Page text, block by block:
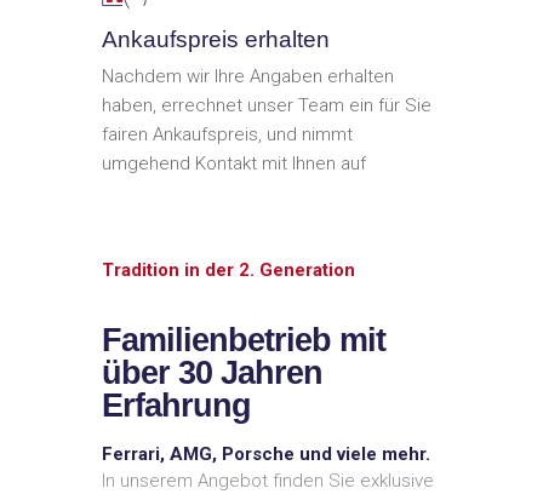
Ankaufspreis erhalten
Nachdem wir Ihre Angaben erhalten
haben, errechnet unser Team ein für Sie
fairen Ankaufspreis, und nimmt
umgehend Kontakt mit Ihnen auf
Tradition in der 2. Generation
Familienbetrieb mit
über 30 Jahren
Erfahrung
Ferrari, AMG, Porsche und viele mehr.
In unserem Angebot finden Sie exklusive